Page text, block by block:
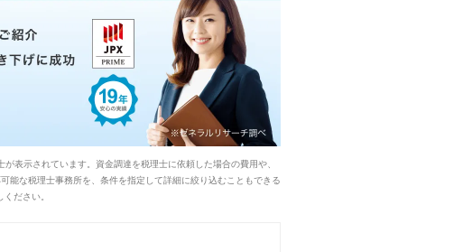
が表示されています。資金調達を税理士に依頼した場合の費用や、
能な税理士事務所を、条件を指定して詳細に絞り込むこともできる
ださい。